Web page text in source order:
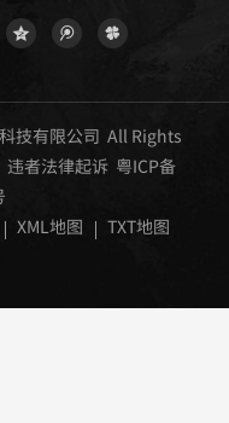
技有限公司 All Rights
者法律起诉 粤ICP备
XML地图 TXT地图